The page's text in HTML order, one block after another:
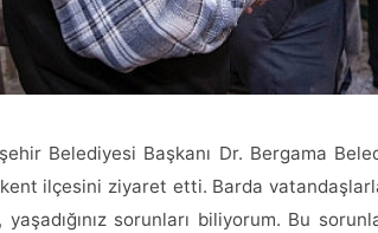
Belediyesi Başkanı Dr. Bergama
ilçesini ziyaret etti. Barda
yaşadığınız sorunları biliyorum. Bu